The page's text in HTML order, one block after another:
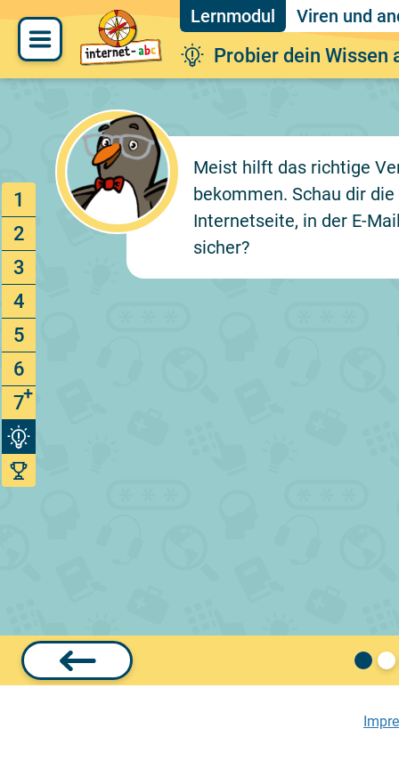
Viren und
Probier dein Wissen
1
2
3
4
5
6
7
Meist hilft das richtige
bekommen. Schau dir
Internetseite, in der E-
sicher?